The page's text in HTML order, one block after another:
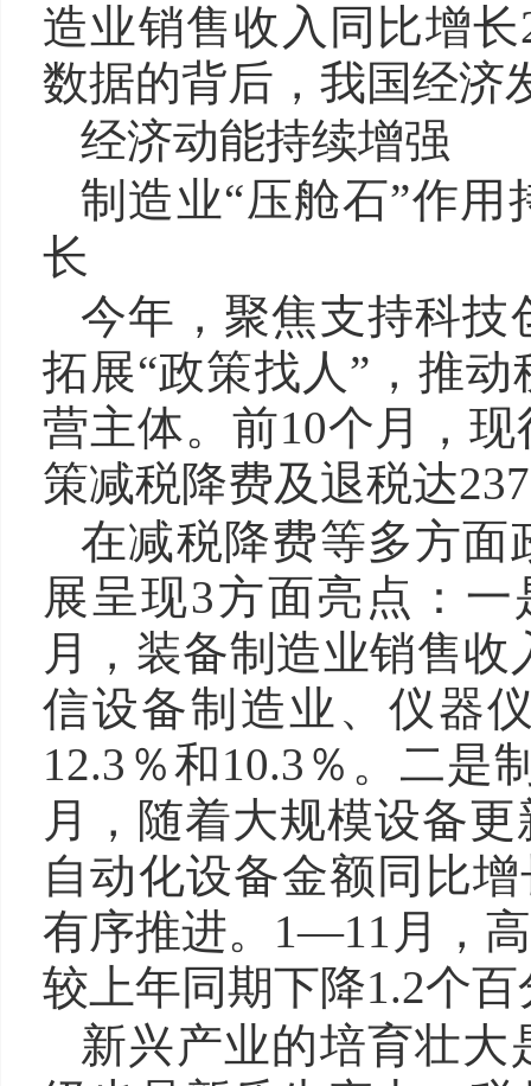
造业销售收入同比增
数据的背后，我国经济
经济动能持续增强
制造业“压舱石”作
长
今年，聚焦支持科技
拓展“政策找人”，推
营主体。前10个月，
策减税降费及退税达
在减税降费等多方面
展呈现3方面亮点：
月，装备制造业销售
信设备制造业、仪器
12.3％和10.3％。二
月，随着大规模设备
自动化设备金额同比
有序推进。1—11月，
较上年同期下降1.2个
新兴产业的培育壮